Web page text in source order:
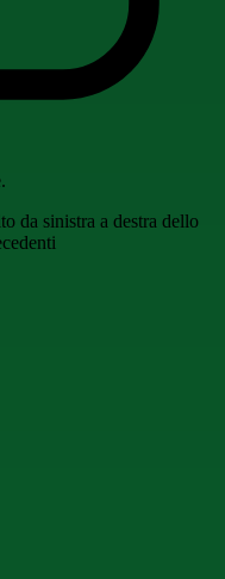
da sinistra a destra dello